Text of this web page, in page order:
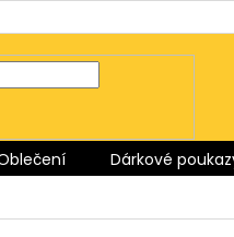
Dárkové